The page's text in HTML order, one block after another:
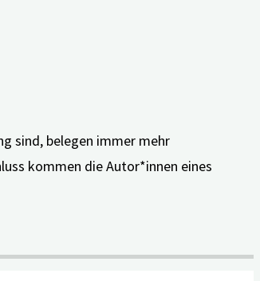
sind, belegen immer mehr
kommen die Autor*innen eines